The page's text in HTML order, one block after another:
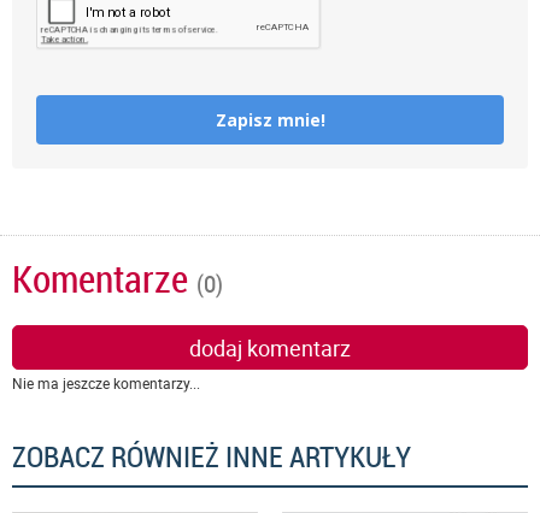
Zapisz mnie!
Komentarze (0)
dodaj komentarz
Nie ma jeszcze komentarzy...
ZOBACZ RÓWNIEŻ INNE ARTYKUŁY